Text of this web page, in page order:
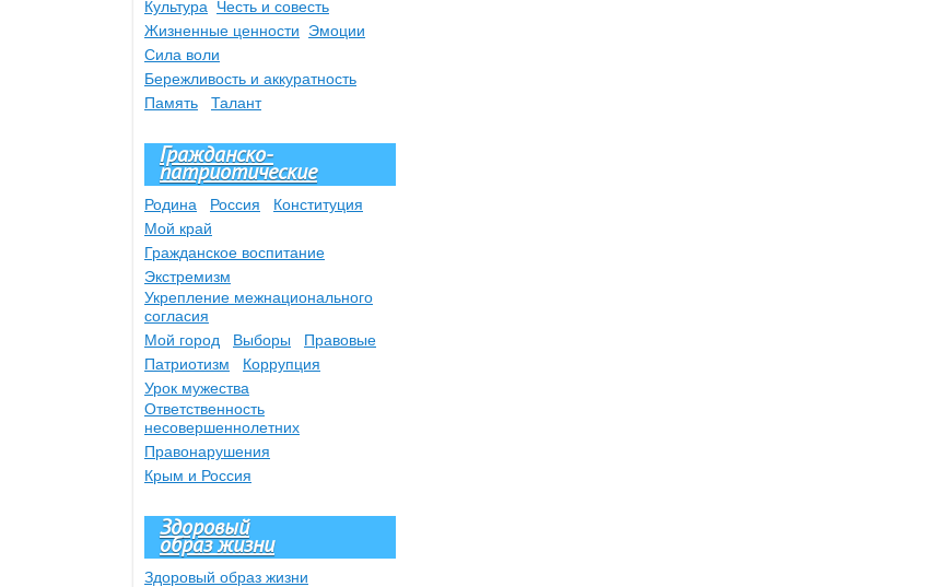
Культура
Честь и совесть
Жизненные ценности
Эмоции
Сила воли
Бережливость и аккуратность
Память
Талант
Гражданско-
патриотические
Родина Россия
Конституция
Мой край
Гражданское воспитание
Экстремизм
Укрепление межнационального
согласия
Мой город
Выборы
Правовые
Патриотизм
Коррупция
Урок мужества
Ответственность
несовершеннолетних
Правонарушения
Крым и Россия
Здоровый
образ жизни
Здоровый образ жизни